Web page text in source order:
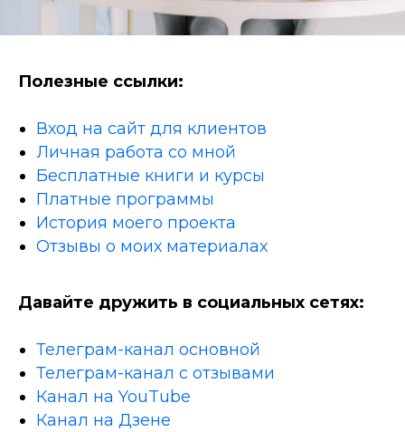
Полезные ссылки:
Вход на сайт для клиентов
Личная работа со мной
Бесплатные книги и курсы
Платные программы
История моего проекта
Отзывы о моих материалах
Давайте дружить в социальных сетях:
Телеграм-канал основной
Телеграм-канал с отзывами
Канал на YouTube
Канал на Дзене